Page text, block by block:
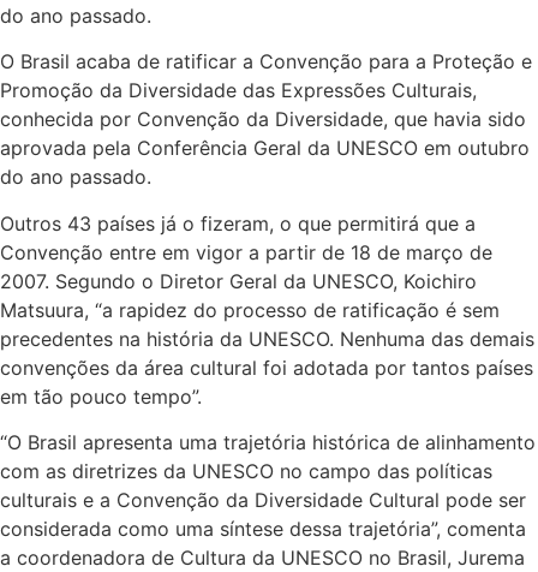
do ano passado.
O Brasil acaba de ratificar a Convenção para a Proteção e
Promoção da Diversidade das Expressões Culturais,
conhecida por Convenção da Diversidade, que havia sido
aprovada pela Conferência Geral da UNESCO em outubro
do ano passado.
Outros 43 países já o fizeram, o que permitirá que a
Convenção entre em vigor a partir de 18 de março de
2007. Segundo o Diretor Geral da UNESCO, Koichiro
Matsuura, “a rapidez do processo de ratificação é sem
precedentes na história da UNESCO. Nenhuma das demais
convenções da área cultural foi adotada por tantos países
em tão pouco tempo”.
“O Brasil apresenta uma trajetória histórica de alinhamento
com as diretrizes da UNESCO no campo das políticas
culturais e a Convenção da Diversidade Cultural pode ser
considerada como uma síntese dessa trajetória”, comenta
a coordenadora de Cultura da UNESCO no Brasil, Jurema